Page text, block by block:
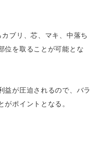
ブリ、芯、マキ、中落ち
位を取ることが可能とな
益が圧迫されるので、バラ
がポイントとなる。